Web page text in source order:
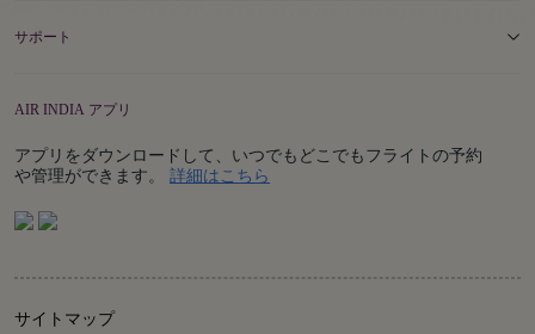
サポート
AIR INDIA アプリ
アプリをダウンロードして、いつでもどこでもフライトの予約
や管理ができます。 詳細はこちら
サイトマップ